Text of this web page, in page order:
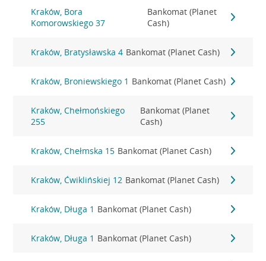
Kraków, Bora
Komorowskiego 37
Bankomat (Planet
Cash)
Kraków, Bratysławska 4 Bankomat (Planet Cash)
Kraków, Broniewskiego 1 Bankomat (Planet Cash)
Kraków, Chełmońskiego
255
Bankomat (Planet
Cash)
Kraków, Chełmska 15 Bankomat (Planet Cash)
Kraków, Ćwiklińskiej 12 Bankomat (Planet Cash)
Kraków, Długa 1 Bankomat (Planet Cash)
Kraków, Długa 1 Bankomat (Planet Cash)